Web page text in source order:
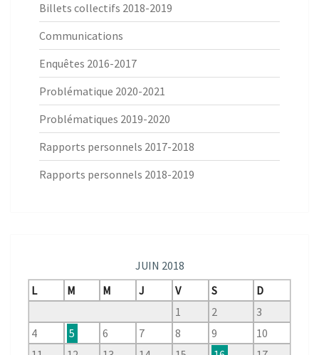
Billets collectifs 2018-2019
Communications
Enquêtes 2016-2017
Problématique 2020-2021
Problématiques 2019-2020
Rapports personnels 2017-2018
Rapports personnels 2018-2019
JUIN 2018
L
M M J V S
D
1
2
3
4
5 6 7 8 9
10